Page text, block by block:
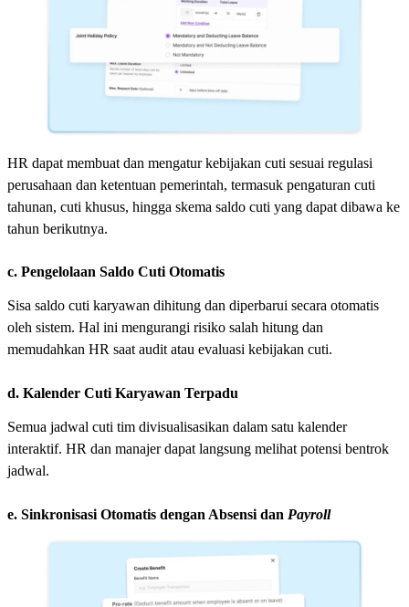
HR dapat membuat dan mengatur kebijakan cuti sesuai regulasi
perusahaan dan ketentuan pemerintah, termasuk pengaturan cuti
tahunan, cuti khusus, hingga skema saldo cuti yang dapat dibawa ke
tahun berikutnya.
c. Pengelolaan Saldo Cuti Otomatis
Sisa saldo cuti karyawan dihitung dan diperbarui secara otomatis
oleh sistem. Hal ini mengurangi risiko salah hitung dan
memudahkan HR saat audit atau evaluasi kebijakan cuti.
d. Kalender Cuti Karyawan Terpadu
Semua jadwal cuti tim divisualisasikan dalam satu kalender
interaktif. HR dan manajer dapat langsung melihat potensi bentrok
jadwal.
e. Sinkronisasi Otomatis dengan Absensi dan Payroll